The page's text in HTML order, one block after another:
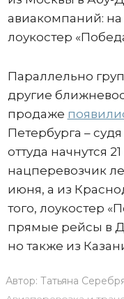
авиакомпаний:
лоукостер
Параллельно
другие
продаже
Петербурга –
оттуда начнутся
нацперевозчик
июня, а из
того, лоукостер
прямые рейсы в
но также из
Автор: Татьяна